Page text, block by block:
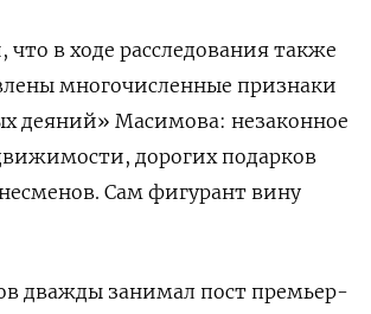
в ходе расследования также
многочисленные признаки
деяний» Масимова: незаконное
дорогих подарков
Сам фигурант вину
дважды занимал пост премьер-